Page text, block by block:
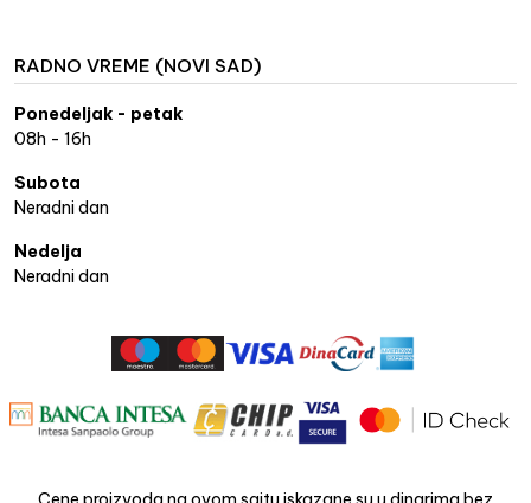
RADNO VREME (NOVI SAD)
Ponedeljak - petak
08h - 16h
Subota
Neradni dan
Nedelja
Neradni dan